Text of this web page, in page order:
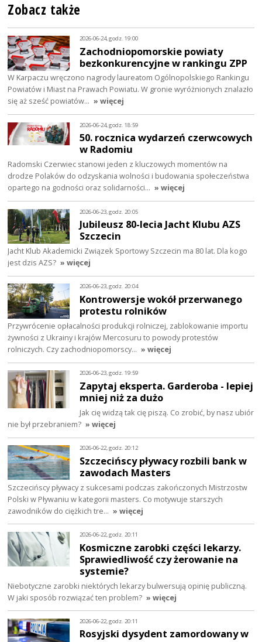
Zobacz także
2026-06-24, godz. 19:00
Zachodniopomorskie powiaty
bezkonkurencyjne w rankingu ZPP
W Karpaczu wręczono nagrody laureatom Ogólnopolskiego Rankingu
Powiatów i Miast na Prawach Powiatu. W gronie wyróżnionych znalazło
się aż sześć powiatów… » więcej
2026-06-24, godz. 18:59
50. rocznica wydarzeń czerwcowych
w Radomiu
Radomski Czerwiec stanowi jeden z kluczowych momentów na
drodze Polaków do odzyskania wolności i budowania społeczeństwa
opartego na godności oraz solidarności… » więcej
2026-06-23, godz. 20:05
Jubileusz 80-lecia Jacht Klubu AZS
Szczecin
Jacht Klub Akademicki Związek Sportowy Szczecin ma 80 lat. Dla kogo
jest dzis AZS? » więcej
2026-06-23, godz. 20:04
Kontrowersje wokół przerwanego
protestu rolników
Przywrócenie opłacalności produkcji rolniczej, zablokowanie importu
żywności z Ukrainy i krajów Mercosuru to powody protestów
rolniczych. Czy zachodniopomorscy… » więcej
2026-06-23, godz. 19:59
Zapytaj eksperta. Garderoba - lepiej
mniej niż za dużo
Jak cię widzą tak cię piszą. Co zrobić, by nasz ubiór
nie był przebraniem? » więcej
2026-06-22, godz. 20:12
Szczecińscy pływacy rozbili bank w
zawodach Masters
Szczecińscy pływacy z sukcesami podczas zakończonych Mistrzostw
Polski w Pływaniu w kategorii masters. Co motywuje starszych
zawodników do ciężkich tre… » więcej
2026-06-22, godz. 20:11
Kosmiczne zarobki części lekarzy.
Sprawiedliwość czy żerowanie na
systemie?
Niebotyczne zarobki niektórych lekarzy bulwersują opinię publiczną.
W jaki sposób rozwiązać ten problem? » więcej
2026-06-22, godz. 20:11
Rosyjski dysydent zamordowany w